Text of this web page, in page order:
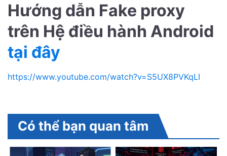
Hướng dẫn Fake proxy
trên Hệ điều hành Android
tại đây
https://www.youtube.com/watch?v=S5UX8PVKqLI
Có thể bạn quan tâm